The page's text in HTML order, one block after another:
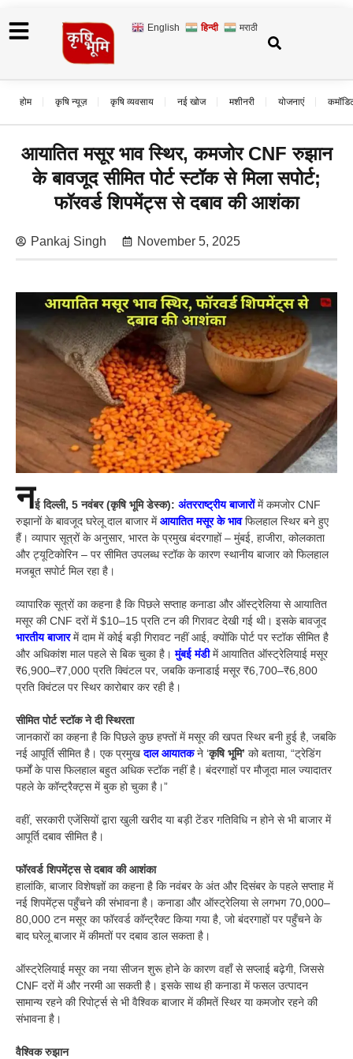
English हिन्दी मराठी
होम कृषि न्यूज़ कृषि व्यवसाय नई खोज मशीनरी योजनाएं
आयातित मसूर भाव स्थिर, कमजोर CNF रुझान
के बावजूद सीमित पोर्ट स्टॉक से मिला सपोर्ट;
फॉरवर्ड शिपमेंट्स से दबाव की आशंका
Pankaj Singh November 5, 2025
नई दिल्ली, 5 नवंबर (कृषि भूमि डेस्क): अंतरराष्ट्रीय बाजारोंमें कमजोर CNF
रुझानों के बावजूद घरेलू दाल बाजार मेंआयातित मसूर के भावफिलहाल स्थिर बने हुए
हैं। व्यापार सूत्रों के अनुसार, भारत के प्रमुख बंदरगाहों – मुंबई, हाजीरा, कोलकाता
और ट्यूटिकोरिन – पर सीमित उपलब्ध स्टॉक के कारण स्थानीय बाजार को फिलहाल
मजबूत सपोर्ट मिल रहा है।
व्यापारिक सूत्रों का कहना है कि पिछले सप्ताह कनाडा और ऑस्ट्रेलिया से आयातित
मसूर की CNF दरों में $10–15 प्रति टन की गिरावट देखी गई थी। इसके बावजूद
भारतीय बाजारमें दाम में कोई बड़ी गिरावट नहीं आई, क्योंकि पोर्ट पर स्टॉक सीमित है
और अधिकांश माल पहले से बिक चुका है।मुंबई मंडीमें आयातित ऑस्ट्रेलियाई मसूर
₹6,900–₹7,000 प्रति क्विंटल पर, जबकि कनाडाई मसूर ₹6,700–₹6,800
प्रति क्विंटल पर स्थिर कारोबार कर रही है।
सीमित पोर्ट स्टॉक ने दी स्थिरता
जानकारों का कहना है कि पिछले कुछ हफ्तों में मसूर की खपत स्थिर बनी हुई है, जबकि
नई आपूर्ति सीमित है। एक प्रमुखदाल आयातकने ‘कृषि भूमि’ को बताया, “ट्रेडिंग
फर्मों के पास फिलहाल बहुत अधिक स्टॉक नहीं है। बंदरगाहों पर मौजूदा माल ज्यादातर
पहले के कॉन्ट्रैक्ट्स में बुक हो चुका है।”
वहीं, सरकारी एजेंसियों द्वारा खुली खरीद या बड़ी टेंडर गतिविधि न होने से भी बाजार में
आपूर्ति दबाव सीमित है।
फॉरवर्ड शिपमेंट्स से दबाव की आशंका
हालांकि, बाजार विशेषज्ञों का कहना है कि नवंबर के अंत और दिसंबर के पहले सप्ताह में
नई शिपमेंट्स पहुँचने की संभावना है। कनाडा और ऑस्ट्रेलिया से लगभग 70,000–
80,000 टन मसूर का फॉरवर्ड कॉन्ट्रैक्ट किया गया है, जो बंदरगाहों पर पहुँचने के
बाद घरेलू बाजार में कीमतों पर दबाव डाल सकता है।
ऑस्ट्रेलियाई मसूर का नया सीजन शुरू होने के कारण वहाँ से सप्लाई बढ़ेगी, जिससे
CNF दरों में और नरमी आ सकती है। इसके साथ ही कनाडा में फसल उत्पादन
सामान्य रहने की रिपोर्ट्स से भी वैश्विक बाजार में कीमतें स्थिर या कमजोर रहने की
संभावना है।
वैश्विक रुझान